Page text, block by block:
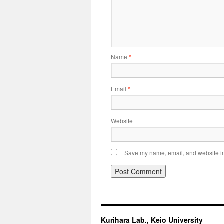
Name *
Email *
Website
Save my name, email, and website
Kurihara Lab., Keio University